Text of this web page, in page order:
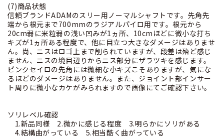
(7)商品状態
信頼ブランドADAMのスリー用ノーマルシャフトです。先角先
端から根元まで700mmのラジアルパイロ用です。根元から
20cm弱に米粒弱の浅い凹みが1ヵ所、10cmほどに微小な打ち
キズが1ヵ所ある程度で、他に目立つ大きなダメージはありませ
ん。尚、ニスはロゴ上まで削られていますが、段差は殆ど感じ
ません、ニスの境目辺りからニス部分にザラツキを感じます。
ピンクセイロの先角には微細な小キズこそありますが、気にな
るほどのダメージはありません。また、ジョイント部インサー
ト周りに微小なカケがみられますので画像にてご確認下さい。
ソリレベル確認
1.新品同様 2.微かに感じる程度 3.明らかにソリがある
4.結構曲がっている 5.相当酷く曲がっている